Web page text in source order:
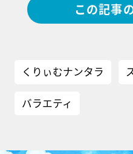
この記事
くりぃむナンタラ
バラエティ